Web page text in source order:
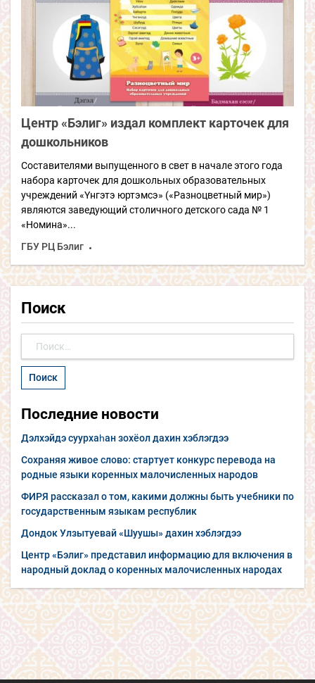
Центр «Бэлиг» издал комплект карточек для
дошкольников
Составителями выпущенного в свет в начале этого года
набора карточек для дошкольных образовательных
учреждений «Yнгэтэ юртэмсэ» («Разноцветный мир»)
являются заведующий столичного детского сада № 1
«Номина»...
ГБУ РЦ Бэлиг
Поиск
Найти:
Последние новости
Дэлхэйдэ суурхаһан зохёол дахин хэблэгдээ
Сохраняя живое слово: стартует конкурс перевода на
родные языки коренных малочисленных народов
ФИРЯ рассказал о том, какими должны быть учебники по
государственным языкам республик
Дондок Улзытуевай «Шуушы» дахин хэблэгдээ
Центр «Бэлиг» представил информацию для включения в
народный доклад о коренных малочисленных народах